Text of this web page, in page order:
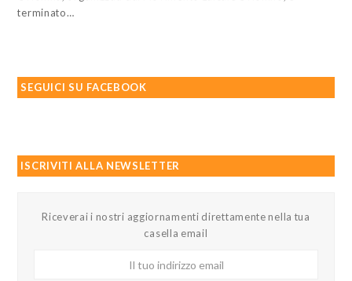
terminato…
SEGUICI SU FACEBOOK
ISCRIVITI ALLA NEWSLETTER
Riceverai i nostri aggiornamenti direttamente nella tua
casella email